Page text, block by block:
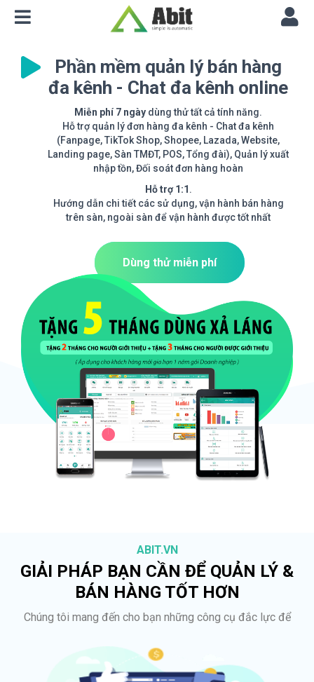
Phần mềm quản lý bán hàng
đa kênh - Chat đa kênh online
Miễn phí 7 ngày dùng thử tất cả tính năng.
Hỗ trợ quản lý đơn hàng đa kênh - Chat đa kênh
(Fanpage, TikTok Shop, Shopee, Lazada, Website,
Landing page, Sàn TMĐT, POS, Tổng đài), Quản lý xuất
nhập tồn, Đối soát đơn hàng hoàn
Hỗ trợ 1:1 .
Hướng dẫn chi tiết các sử dụng, vận hành bán hàng
trên sàn, ngoài sàn để vận hành được tốt nhất
Dùng thử miễn phí
ABIT.VN
GIẢI PHÁP BẠN CẦN ĐỂ QUẢN LÝ &
BÁN HÀNG TỐT HƠN
Chúng tôi mang đến cho bạn những công cụ đắc lực để